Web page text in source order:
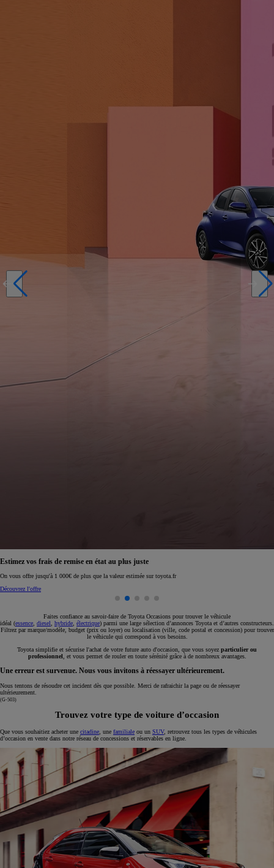
Estimez vos frais de remise en état au plus juste
On vous offre jusqu'à 1 000€ de plus que la valeur estimée sur toyota.fr
Découvrez l'offre
Faites confiance au savoir-faire de Toyota Occasions pour trouver le véhicule
idéal (essence, diesel, hybride, électrique) parmi une large sélection d’annonces Toyota et d’autres constructeurs.
Filtrez par marque/modèle, budget (prix ou loyer) ou localisation (ville, code postal et concession) pour trouver
le véhicule qui correspond à vos besoins.
Toyota simplifie et sécurise l'achat de votre future auto d'occasion, que vous soyez particulier ou
professionnel, et vous permet de rouler en toute sérénité grâce à de nombreux avantages.
Une erreur est survenue. Nous vous invitons à réessayer ultérieurement.
Nous tentons de résoudre cet incident dès que possible. Merci de rafraichir la page ou de réessayer
ultérieurement.
(G-503)
Trouvez votre type de voiture d’occasion
Que vous souhaitiez acheter une citadine , une familiale ou un SUV, retrouvez tous les types de véhicules
d’occasion en vente dans notre réseau de concessions et réservables en ligne.